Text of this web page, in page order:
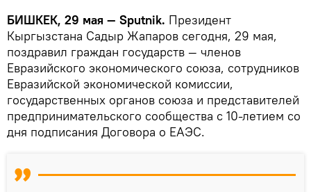
БИШКЕК, 29 мая — Sputnik. Президент
Кыргызстана Садыр Жапаров сегодня, 29 мая,
поздравил граждан государств — членов
Евразийского экономического союза, сотрудников
Евразийской экономической комиссии,
государственных органов союза и представителей
предпринимательского сообщества с 10-летием со
дня подписания Договора о ЕАЭС.